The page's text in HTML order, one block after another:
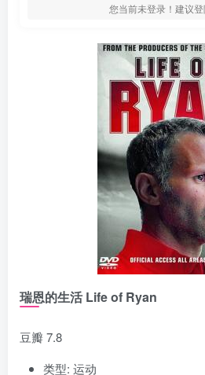
您当前未登录！建议
瑞恩的生活 Life of Ryan
豆瓣 7.8
类型: 运动